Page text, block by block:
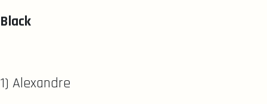
Black
1) Alexandre